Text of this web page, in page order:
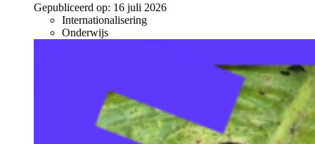
Gepubliceerd op: 16 juli 2026
Internationalisering
Onderwijs